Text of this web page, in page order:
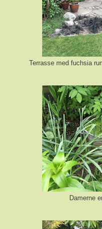
Terrasse med fuchsia
Damerne